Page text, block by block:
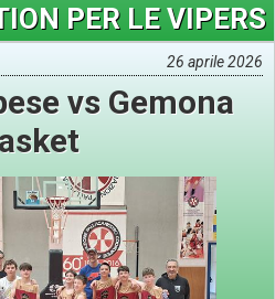
PER LE VIPERS
26 aprile 2026
vs Gemona